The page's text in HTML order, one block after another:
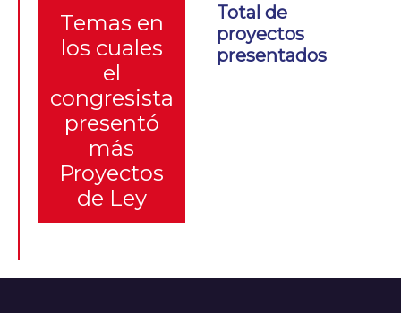
Temas en
los cuales
el
congresista
presentó
más
Proyectos
de Ley
Total de
proyectos
presentados